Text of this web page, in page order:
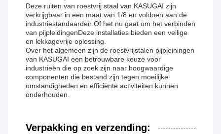
Deze ruiten van roestvrij staal van KASUGAI zijn
verkrijgbaar in een maat van 1/8 en voldoen aan de
industriestandaarden.Of het nu gaat om het verbinden
van pijpleidingenDeze installaties bieden een veilige
en lekkagevrije oplossing.
Over het algemeen zijn de roestvrijstalen pijpleiningen
van KASUGAI een betrouwbare keuze voor
industrieën die op zoek zijn naar hoogwaardige
componenten die bestand zijn tegen moeilijke
omstandigheden en efficiënte activiteiten kunnen
onderhouden.
Verpakking en verzending: